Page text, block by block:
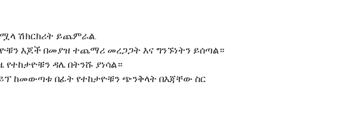
ሽክርክሪት ይጨምራል.
እጆች በመያዝ ተጨማሪ መረጋጋት እና ግንኙነትን ይሰጣል።
የተከታዮቹን ዳሌ በትንሹ ያነሳል።
ዳይፕ ከመውጣቱ በፊት የተከታዮቹን ጭንቅላት በእጃቸው ስር